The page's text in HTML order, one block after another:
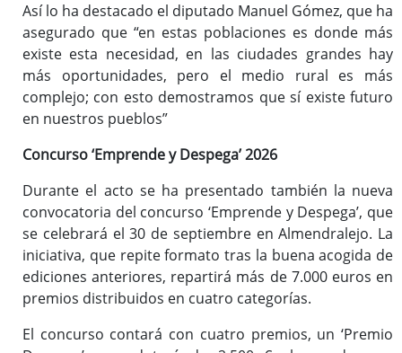
Así lo ha destacado el diputado Manuel Gómez, que ha
asegurado que “en estas poblaciones es donde más
existe esta necesidad, en las ciudades grandes hay
más oportunidades, pero el medio rural es más
complejo; con esto demostramos que sí existe futuro
en nuestros pueblos”
Concurso ‘Emprende y Despega’ 2026
Durante el acto se ha presentado también la nueva
convocatoria del concurso ‘Emprende y Despega’, que
se celebrará el 30 de septiembre en Almendralejo. La
iniciativa, que repite formato tras la buena acogida de
ediciones anteriores, repartirá más de 7.000 euros en
premios distribuidos en cuatro categorías.
El concurso contará con cuatro premios, un ‘Premio